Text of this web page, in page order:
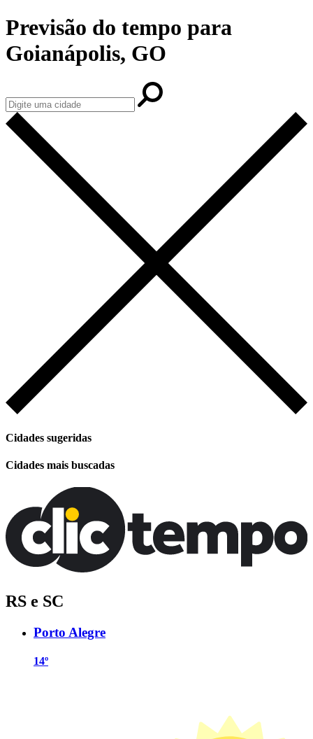
Previsão do tempo para
Goianápolis, GO
Cidades sugeridas
Cidades mais buscadas
RS e SC
Porto Alegre
14º